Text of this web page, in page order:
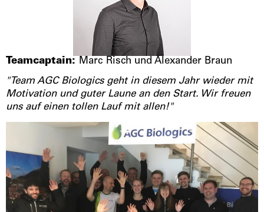
Teamcaptain: Marc Risch und Alexander Braun
"Team AGC Biologics geht in diesem Jahr wieder mit
Motivation und guter Laune an den Start. Wir freuen
uns auf einen tollen Lauf mit allen!"